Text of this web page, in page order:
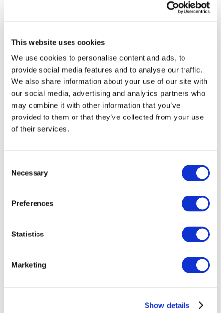
This website uses cookies
We use cookies to personalise content and ads, to
provide social media features and to analyse our traffic.
We also share information about your use of our site with
our social media, advertising and analytics partners who
may combine it with other information that you’ve
provided to them or that they’ve collected from your use
of their services.
Selection
Necessary
Preferences
Statistics
Marketing
Show details